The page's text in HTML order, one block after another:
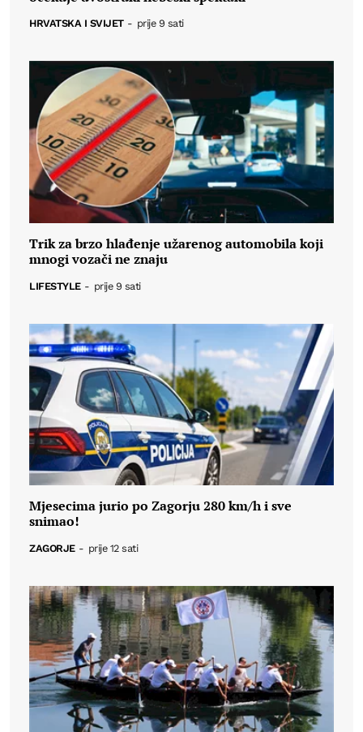
HRVATSKA I SVIJET - prije 9 sati
Trik za brzo hlađenje užarenog automobila koji
mnogi vozači ne znaju
LIFESTYLE - prije 9 sati
Mjesecima jurio po Zagorju 280 km/h i sve
snimao!
ZAGORJE - prije 12 sati